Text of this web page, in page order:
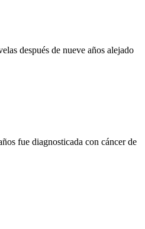
después de nueve años alejado
fue diagnosticada con cáncer de